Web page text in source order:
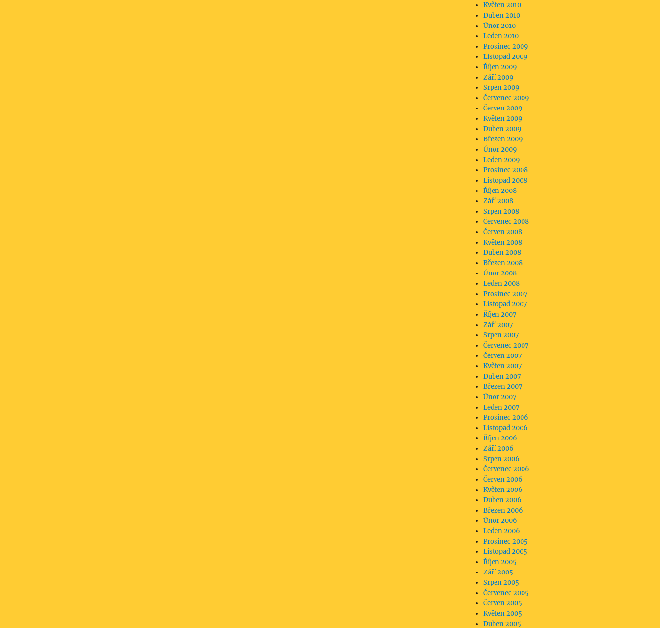
Květen 2010
Duben 2010
Únor 2010
Leden 2010
Prosinec 2009
Listopad 2009
Říjen 2009
Září 2009
Srpen 2009
Červenec 2009
Červen 2009
Květen 2009
Duben 2009
Březen 2009
Únor 2009
Leden 2009
Prosinec 2008
Listopad 2008
Říjen 2008
Září 2008
Srpen 2008
Červenec 2008
Červen 2008
Květen 2008
Duben 2008
Březen 2008
Únor 2008
Leden 2008
Prosinec 2007
Listopad 2007
Říjen 2007
Září 2007
Srpen 2007
Červenec 2007
Červen 2007
Květen 2007
Duben 2007
Březen 2007
Únor 2007
Leden 2007
Prosinec 2006
Listopad 2006
Říjen 2006
Září 2006
Srpen 2006
Červenec 2006
Červen 2006
Květen 2006
Duben 2006
Březen 2006
Únor 2006
Leden 2006
Prosinec 2005
Listopad 2005
Říjen 2005
Září 2005
Srpen 2005
Červenec 2005
Červen 2005
Květen 2005
Duben 2005